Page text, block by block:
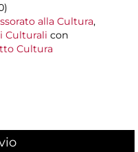
alla Cultura,
Culturali con
Cultura